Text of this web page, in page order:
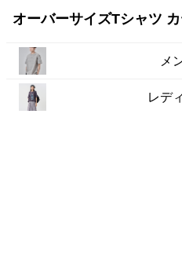
オーバーサイズTシャツ
メ
レデ